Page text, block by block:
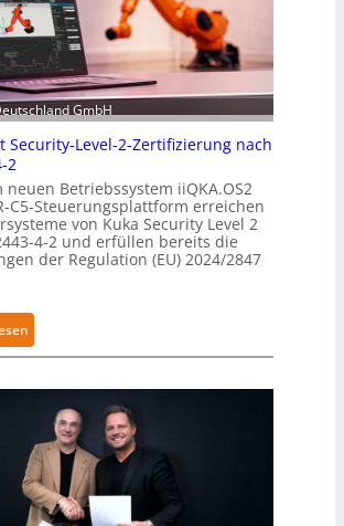
GmbH
Security-Level-2-Zertifizierung nach
2
neuen Betriebssystem iiQKA.OS2
C5-Steuerungsplattform erreichen
von Kuka Security Level 2
4-2 und erfüllen bereits die
der Regulation (EU) 2024/2847
K
e
r
h
ä